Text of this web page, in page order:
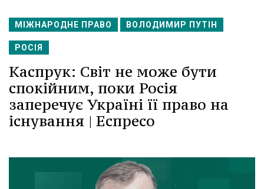
МІЖНАРОДНЕ ПРАВО ВОЛОДИМИР ПУТІН
РОСІЯ
Каспрук: Світ не може бути
спокійним, поки Росія
заперечує Україні її право на
існування | Еспресо